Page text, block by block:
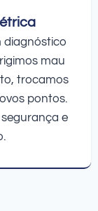
diagnóstico
mau
trocamos
pontos.
e